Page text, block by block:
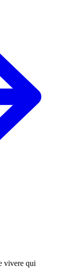
vivere qui